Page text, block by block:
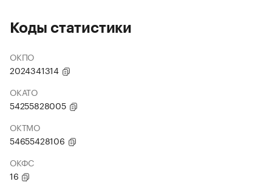
Коды статистики
ОКПО
2024341314
ОКАТО
54255828005
ОКТМО
54655428106
ОКФС
16